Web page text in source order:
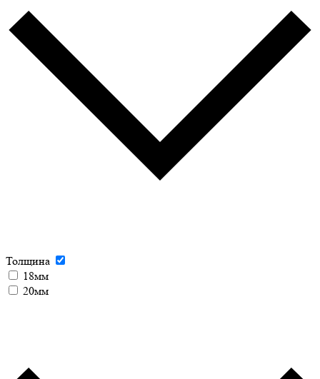
Толщина
18мм
20мм